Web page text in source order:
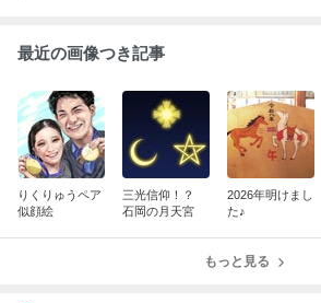
最近の画像つき記事
りくりゅうペア
似顔絵
三光信仰！？
石岡の月天宮
2026年明けまし
た♪
もっと見る